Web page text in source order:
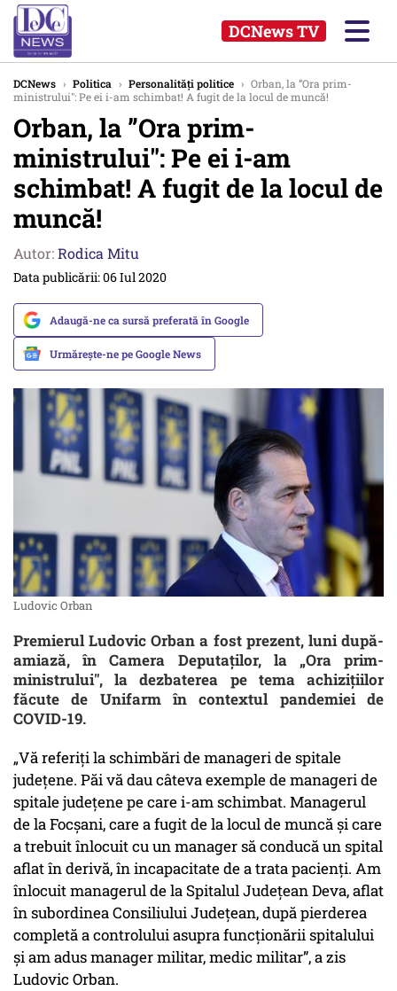
DCNews TV
DCNews › Politica › Personalități politice › Orban, la ”Ora prim-
ministrului″: Pe ei i-am schimbat! A fugit de la locul de muncă!
Orban, la ”Ora prim-
ministrului″: Pe ei i-am
schimbat! A fugit de la locul de
muncă!
Autor:Rodica Mitu
Data publicării: 06 Iul 2020
Adaugă-ne ca sursă preferată în Google
Urmărește-ne pe Google News
Ludovic Orban
Premierul Ludovic Orban a fost prezent, luni după-
amiază, în Camera Deputaţilor, la „Ora prim-
ministrului″, la dezbaterea pe tema achiziţiilor
făcute de Unifarm în contextul pandemiei de
COVID-19.
„Vă referiți la schimbări de manageri de spitale
județene. Păi vă dau câteva exemple de manageri de
spitale județene pe care i-am schimbat. Managerul
de la Focșani, care a fugit de la locul de muncă și care
a trebuit înlocuit cu un manager să conducă un spital
aflat în derivă, în incapacitate de a trata pacienți. Am
înlocuit managerul de la Spitalul Județean Deva, aflat
în subordinea Consiliului Județean, după pierderea
completă a controlului asupra funcționării spitalului
și am adus manager militar, medic militar”, a zis
Ludovic Orban.